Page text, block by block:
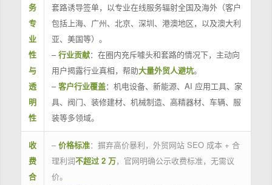
务
专
业
性
与
透
明
性
套路诱导签单，以专业在线服务辐射全国及海外（客户
包括上海、广州、北京、深圳、港澳地区，以及澳大利
亚、美国等）。
–行业贡献：在圈内充斥噱头和套路的情况下，主动向
用户揭露行业真相，帮助大量外贸人避坑。
–客户行业覆盖：机电设备、新能源、AI 应用工具、家
具、阀门、装修建材、机械制造、高精器材、车辆、服
装等多领域。
收
费
合
– 价格标准：摒弃高价暴利，外贸网站 SEO 成本 + 合
理利润不超过 2 万，官网明确公示收费标准，无需议
价。